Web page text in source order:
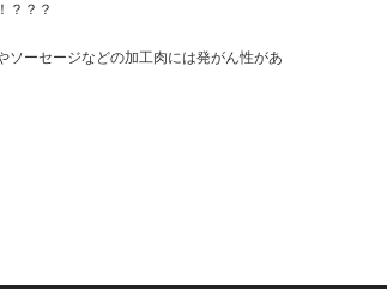
？？？
ソーセージなどの加工肉には発がん性があ